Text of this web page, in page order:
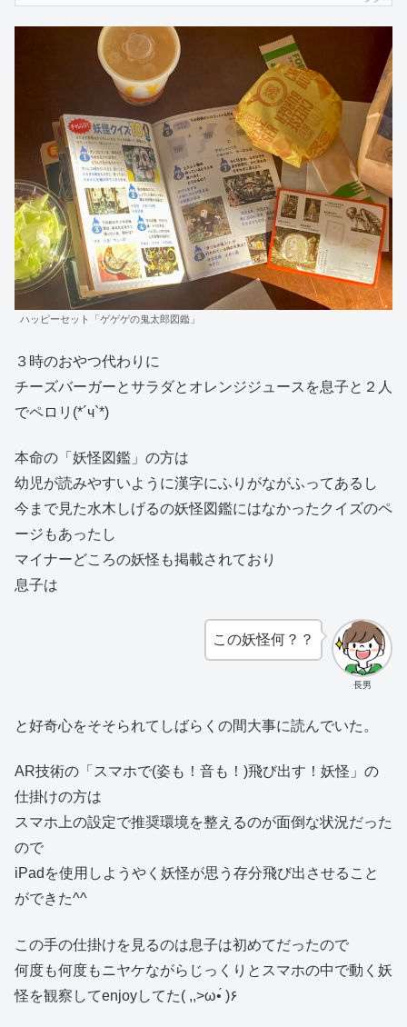
ハッピーセット「ゲゲゲの鬼太郎図鑑」
３時のおやつ代わりに
チーズバーガーとサラダとオレンジジュースを息子と２人
でペロリ(*´ч`*)
本命の「妖怪図鑑」の方は
幼児が読みやすいように漢字にふりがながふってあるし
今まで見た水木しげるの妖怪図鑑にはなかったクイズのペ
ージもあったし
マイナーどころの妖怪も掲載されており
息子は
長男
この妖怪何？？
と好奇心をそそられてしばらくの間大事に読んでいた。
AR技術の「スマホで(姿も！音も！)飛び出す！妖怪」の
仕掛けの方は
スマホ上の設定で推奨環境を整えるのが面倒な状況だった
ので
iPadを使用しようやく妖怪が思う存分飛び出させること
ができた^^
この手の仕掛けを見るのは息子は初めてだったので
何度も何度もニヤケながらじっくりとスマホの中で動く妖
怪を観察してenjoyしてた( ,,>ω•́ )۶